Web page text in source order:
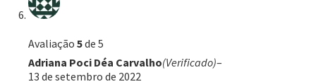
Avaliação 5de 5
Adriana Poci Déa Carvalho(Verificado)–
13 de setembro de 2022